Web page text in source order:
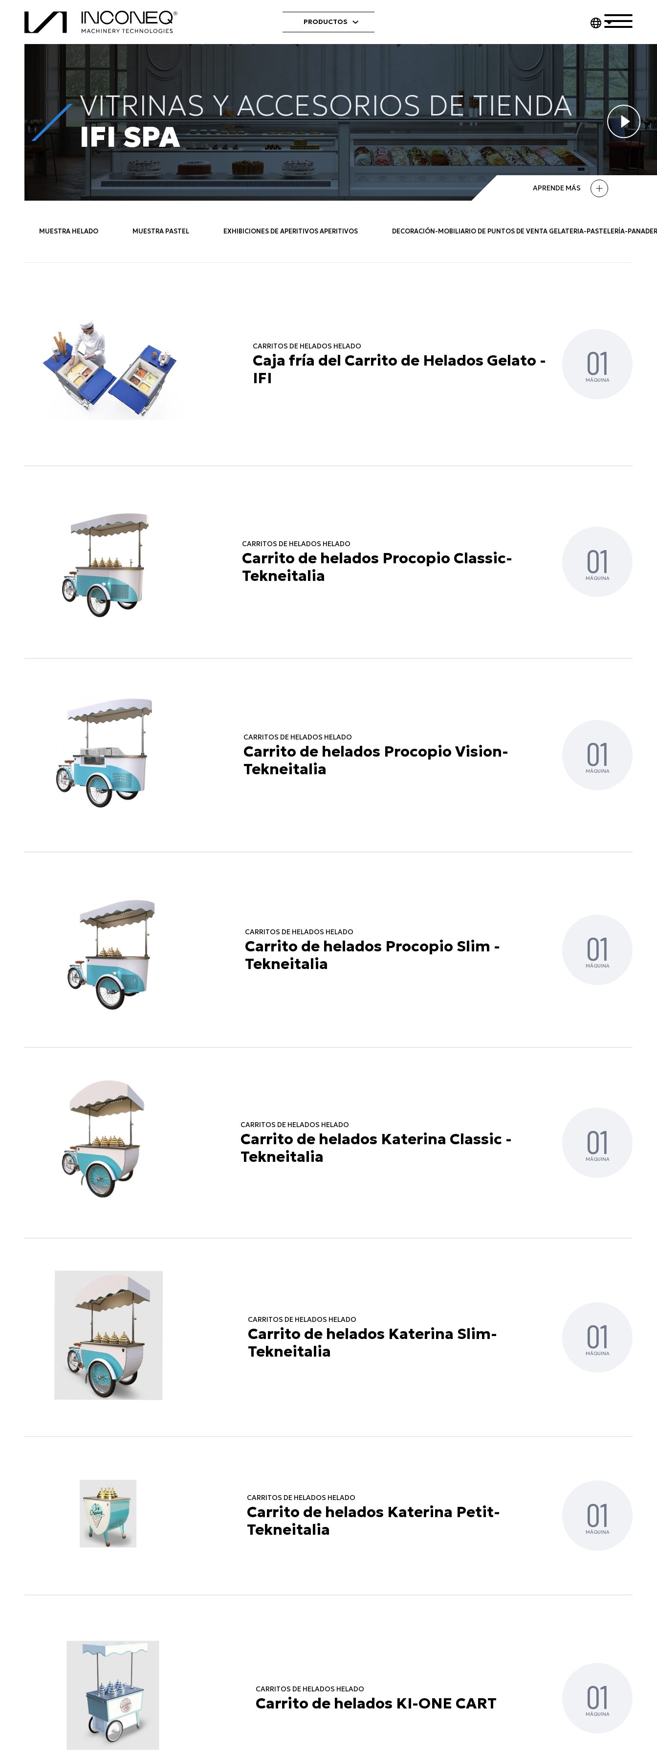
PRODUCTOS
VITRINAS Y ACCESORIOS DE TIENDA
IFI SPA
APRENDE MÁS
MUESTRA HELADO MUESTRA PASTEL EXHIBICIONES DE APERITIVOS APERITIVOS DECORACIÓN-MOBILIARIO DE PUNTOS DE VENTA GELATERIA-PASTELERÍA-
CARRITOS DE HELADOS HELADO
Caja fría del Carrito de Helados Gelato -
IFI
01
MÁQUINA
CARRITOS DE HELADOS HELADO
Carrito de helados Procopio Classic-
Tekneitalia
01
MÁQUINA
CARRITOS DE HELADOS HELADO
Carrito de helados Procopio Vision-
Tekneitalia
01
MÁQUINA
CARRITOS DE HELADOS HELADO
Carrito de helados Procopio Slim -
Tekneitalia
01
MÁQUINA
CARRITOS DE HELADOS HELADO
Carrito de helados Katerina Classic -
Tekneitalia
01
MÁQUINA
CARRITOS DE HELADOS HELADO
Carrito de helados Katerina Slim-
Tekneitalia
01
MÁQUINA
CARRITOS DE HELADOS HELADO
Carrito de helados Katerina Petit-
Tekneitalia
01
MÁQUINA
CARRITOS DE HELADOS HELADO
Carrito de helados KI-ONE CART 01
MÁQUINA